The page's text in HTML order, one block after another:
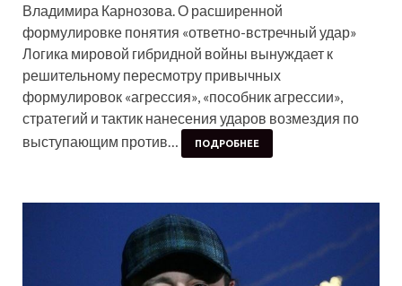
Владимира Карнозова. О расширенной
формулировке понятия «ответно-встречный удар»
Логика мировой гибридной войны вынуждает к
решительному пересмотру привычных
формулировок «агрессия», «пособник агрессии»,
стратегий и тактик нанесения ударов возмездия по
выступающим против…
ПОДРОБНЕЕ